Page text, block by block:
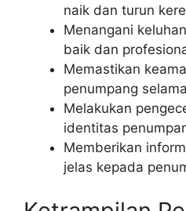
naik dan turun
Menangani
baik dan
Memastikan
penumpang
Melakukan
identitas
Memberikan
jelas kepada